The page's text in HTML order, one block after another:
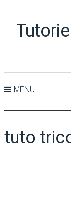
MENU
tuto